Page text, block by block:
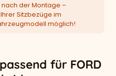
der Montage –
Sitzbezüge im
möglich!
für FORD